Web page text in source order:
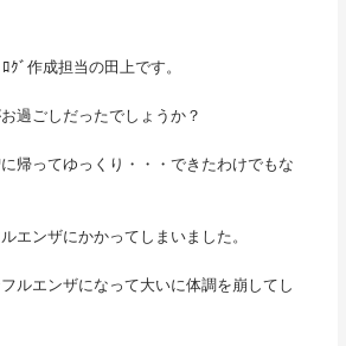
ｸﾞ作成担当の田上です。
過ごしだったでしょうか？
帰ってゆっくり・・・できたわけでもな
エンザにかかってしまいました。
ルエンザになって大いに体調を崩してし